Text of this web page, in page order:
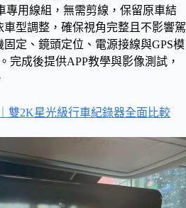
專用線組，無需剪線，保留原車結
型調整，確保視角完整且不影響駕
定、鏡頭定位、電源接線與GPS模
完成後提供APP教學與影像測試，
雙2K星光級行車紀錄器全面比較